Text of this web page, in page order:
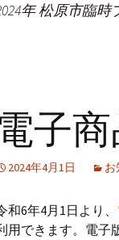
年 松原市臨
子
2024年4月1日 お
和6年4月1日より、
用できます。電子